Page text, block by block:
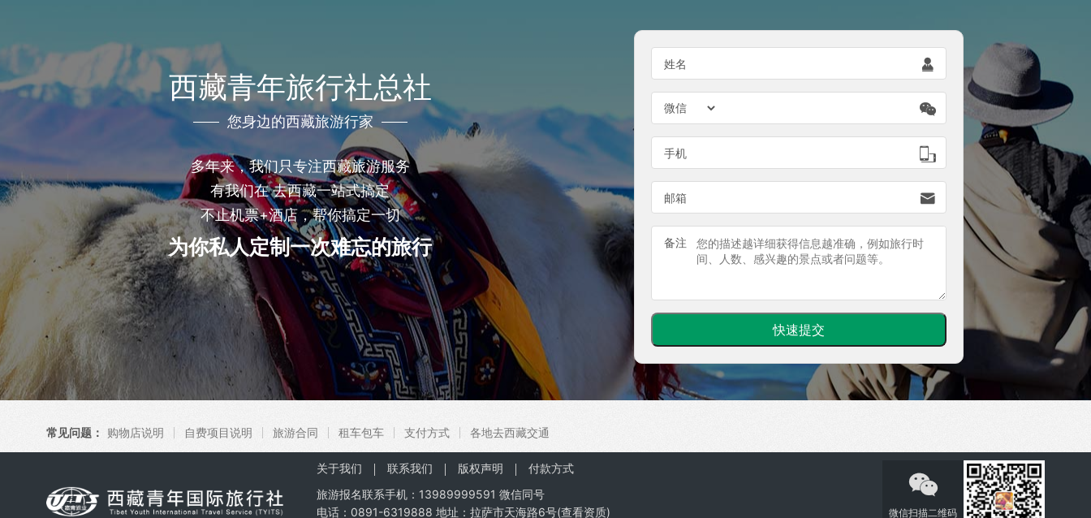
西藏青年旅行社总社
您身边的西藏旅游行家
多年来，我们只专注西藏旅游服务
有我们在 去西藏一站式搞定
不止机票+酒店，帮你搞定一切
为你私人定制一次难忘的旅行
姓名 

手机 
邮箱 
备注
常见问题： 购物店说明 自费项目说明 旅游合同 租车包车 支付方式 各地去西藏交通
关于我们 联系我们 版权声明
付款方式
旅游报名联系手机： 13989999591 微信同号
电话：0891-6319888 地址：拉萨市天海路6号(查看资质)

微信扫描二维码